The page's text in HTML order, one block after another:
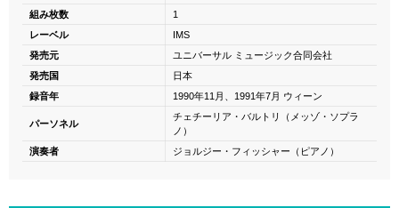
組み枚数
1
レーベル
IMS
発売元
ユニバーサル ミュージック合同会社
発売国
日本
録音年
1990年11月、1991年7月 ウィーン
パーソネル
チェチーリア・バルトリ（メッゾ・ソプラ
ノ）
演奏者
ジョルジー・フィッシャー（ピアノ）